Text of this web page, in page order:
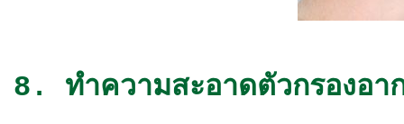
8. ทำความสะอาดตัวกรองอา